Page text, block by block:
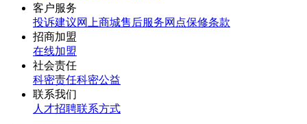
客户服务
投诉建议网上商城售后服务网点保修条款
招商加盟
在线加盟
社会责任
科密责任科密公益
联系我们
人才招聘联系方式